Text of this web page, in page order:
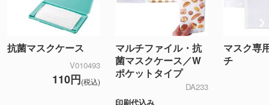
抗菌マスクケース
V010493
110円(税込)
マルチファイル・抗
菌マスクケース／W
ポケットタイプ
DA233
印刷代込み
マスク専
チ